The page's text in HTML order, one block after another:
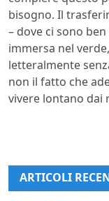
bisogno. Il
– dove ci sono
immersa nel
letteralmente
non il fatto che
vivere lontano dai
ARTICOLI